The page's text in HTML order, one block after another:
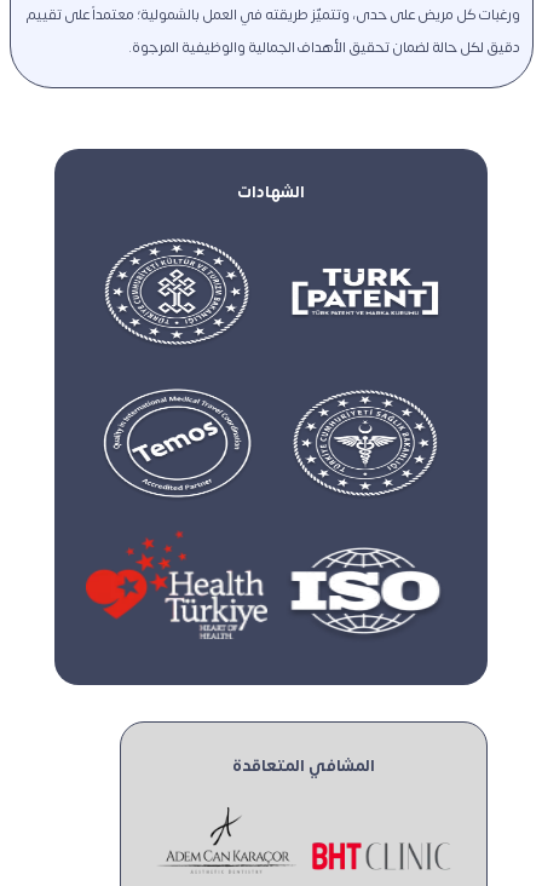
ورغبات كل مريض على حدى، وتتميّز طريقته في العمل بالشمولية؛ معتمداً على تقييم
دقيق لكل حالة لضمان تحقيق الأهداف الجمالية والوظيفية المرجوة.
المشافي المتعاقدة
الشهادات